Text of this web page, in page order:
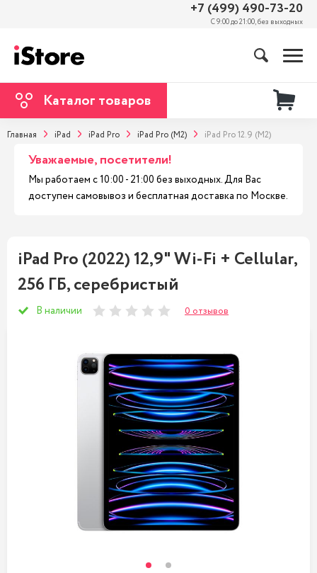
+7 (499) 490-73-20
С 9:00 до 21:00, без выходных
Каталог товаров
Главная iPad iPad Pro iPad Pro (M2) iPad Pro 12.9 (M2)
Уважаемые, посетители!
Мы работаем с 10:00 - 21:00 без выходных. Для Вас
доступен самовывоз и бесплатная доставка по Москве.
iPad Pro (2022) 12,9" Wi-Fi + Cellular,
256 ГБ, серебристый
В наличии 0 отзывов